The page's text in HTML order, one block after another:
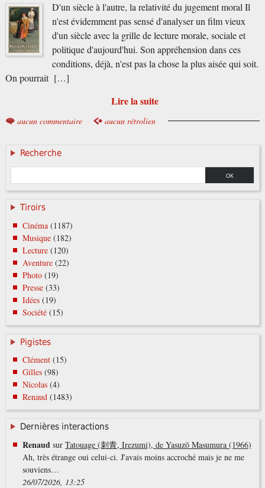
D'un siècle à l'autre, la relativité du jugement moral Il
n'est évidemment pas sensé d'analyser un film vieux
d'un siècle avec la grille de lecture morale, sociale et
politique d'aujourd'hui. Son appréhension dans ces
conditions, déjà, n'est pas la chose la plus aisée qui soit.
On pourrait […]
Lire la suite
aucun commentaire aucun rétrolien
Recherche
Tiroirs
Cinéma (1187)
Musique (182)
Lecture (120)
Aventure (22)
Photo (19)
Presse (33)
Idées (19)
Société (15)
Pigistes
Clément(15)
Gilles(98)
Nicolas(4)
Renaud(1483)
Dernières interactions
Renaud sur Tatouage (刺青, Irezumi), de Yasuzō Masumura (1966)
Ah, très étrange oui celui-ci. J'avais moins accroché mais je ne me
souviens…
26/07/2026, 13:25